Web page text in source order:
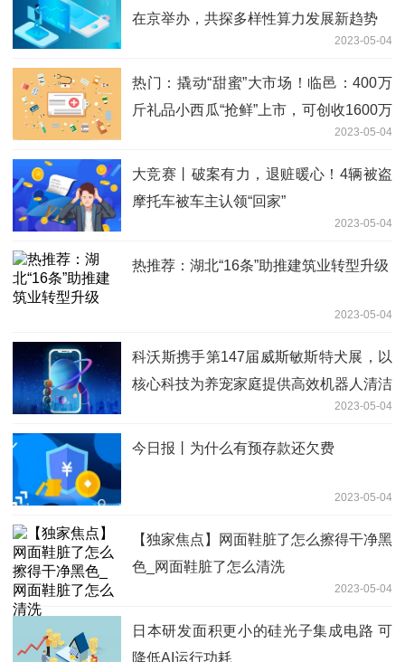
在京举办，共探多样性算力发展新趋势
2023-05-04
热门：撬动“甜蜜”大市场！临邑：400万
斤礼品小西瓜“抢鲜”上市，可创收1600万
2023-05-04
大竞赛丨破案有力，退赃暖心！4辆被盗
摩托车被车主认领“回家”
2023-05-04
热推荐：湖北“16条”助推建筑业转型升级
2023-05-04
科沃斯携手第147届威斯敏斯特犬展，以
核心科技为养宠家庭提供高效机器人清洁
2023-05-04
今日报丨为什么有预存款还欠费
2023-05-04
【独家焦点】网面鞋脏了怎么擦得干净黑
色_网面鞋脏了怎么清洗
2023-05-04
日本研发面积更小的硅光子集成电路 可
降低AI运行功耗